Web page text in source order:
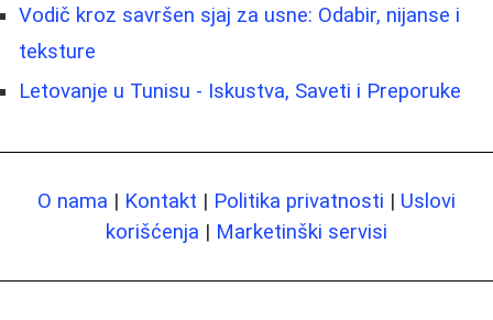
Vodič kroz savršen sjaj za usne: Odabir, nijanse i
teksture
Letovanje u Tunisu - Iskustva, Saveti i Preporuke
O nama | Kontakt | Politika privatnosti | Uslovi
korišćenja | Marketinški servisi